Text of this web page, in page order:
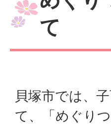
て
貝塚市では、
て、「めぐり